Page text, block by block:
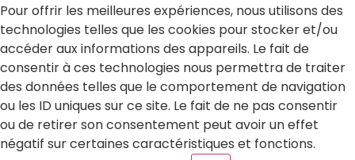
Pour offrir les meilleures expériences, nous utilisons des
technologies telles que les cookies pour stocker et/ou
accéder aux informations des appareils. Le fait de
consentir à ces technologies nous permettra de traiter
des données telles que le comportement de navigation
ou les ID uniques sur ce site. Le fait de ne pas consentir
ou de retirer son consentement peut avoir un effet
négatif sur certaines caractéristiques et fonctions.